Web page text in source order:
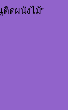
ติดผนังไม้”